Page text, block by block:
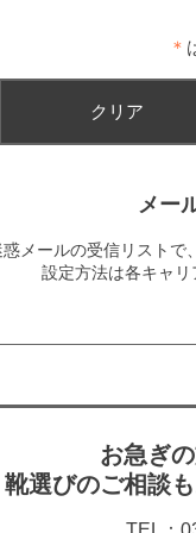
＊
メー
惑メールの受信リストで
設定方法は各キャリ
お急ぎ
靴選びのご相談